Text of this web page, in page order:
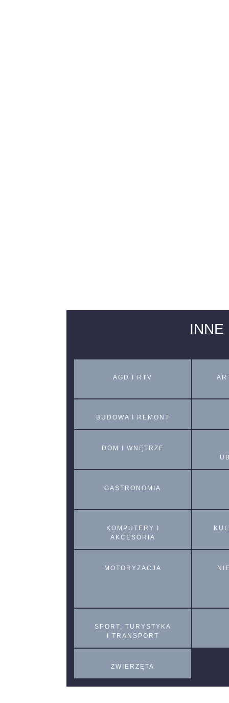
INNE
AGD I RTV
BUDOWA I REMONT
DOM I WNĘTRZE
GASTRONOMIA
KOMPUTERY I
AKCESORIA
MOTORYZACJA
SPORT, TURYSTYKA
I TRANSPORT
ZWIERZĘTA